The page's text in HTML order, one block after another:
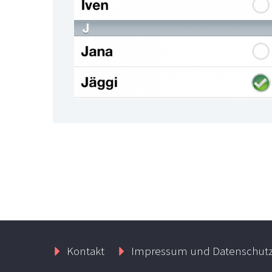
Kontakt Impressum und